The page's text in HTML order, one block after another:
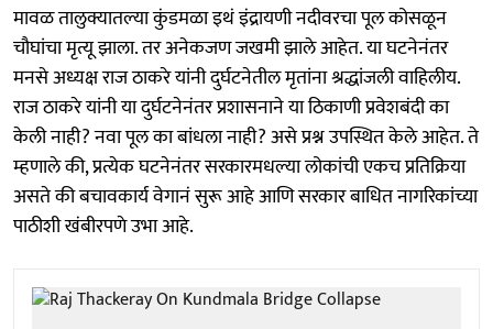
मावळ तालुक्यातल्या कुंडमळा इथं इंद्रायणी नदीवरचा पूल कोसळून
चौघांचा मृत्यू झाला. तर अनेकजण जखमी झाले आहेत. या घटनेनंतर
मनसे अध्यक्ष राज ठाकरे यांनी दुर्घटनेतील मृतांना श्रद्धांजली वाहिलीय.
राज ठाकरे यांनी या दुर्घटनेनंतर प्रशासनाने या ठिकाणी प्रवेशबंदी का
केली नाही? नवा पूल का बांधला नाही? असे प्रश्न उपस्थित केले आहेत. ते
म्हणाले की, प्रत्येक घटनेनंतर सरकारमधल्या लोकांची एकच प्रतिक्रिया
असते की बचावकार्य वेगानं सुरू आहे आणि सरकार बाधित नागरिकांच्या
पाठीशी खंबीरपणे उभा आहे.